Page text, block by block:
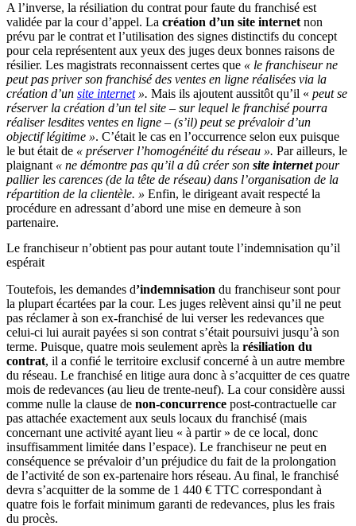
A l’inverse, la résiliation du contrat pour faute du franchisé est
validée par la cour d’appel. La création d’un site internetnon
prévu par le contrat et l’utilisation des signes distinctifs du concept
pour cela représentent aux yeux des juges deux bonnes raisons de
résilier. Les magistrats reconnaissent certes que « le franchiseur ne
peut pas priver son franchisé des ventes en ligne réalisées via la
création d’un site internet ». Mais ils ajoutent aussitôt qu’il « peut se
réserver la création d’un tel site – sur lequel le franchisé pourra
réaliser lesdites ventes en ligne – (s’il) peut se prévaloir d’un
objectif légitime ». C’était le cas en l’occurrence selon eux puisque
le but était de « préserver l’homogénéité du réseau ». Par ailleurs, le
plaignant « ne démontre pas qu’il a dû créer son site internetpour
pallier les carences (de la tête de réseau) dans l’organisation de la
répartition de la clientèle. » Enfin, le dirigeant avait respecté la
procédure en adressant d’abord une mise en demeure à son
partenaire.
Le franchiseur n’obtient pas pour autant toute l’indemnisation qu’il
espérait
Toutefois, les demandes d’indemnisation du franchiseur sont pour
la plupart écartées par la cour. Les juges relèvent ainsi qu’il ne peut
pas réclamer à son ex-franchisé de lui verser les redevances que
celui-ci lui aurait payées si son contrat s’était poursuivi jusqu’à son
terme. Puisque, quatre mois seulement après la résiliation du
contrat, il a confié le territoire exclusif concerné à un autre membre
du réseau. Le franchisé en litige aura donc à s’acquitter de ces quatre
mois de redevances (au lieu de trente-neuf). La cour considère aussi
comme nulle la clause de non-concurrence post-contractuelle car
pas attachée exactement aux seuls locaux du franchisé (mais
concernant une activité ayant lieu « à partir » de ce local, donc
insuffisamment limitée dans l’espace). Le franchiseur ne peut en
conséquence se prévaloir d’un préjudice du fait de la prolongation
de l’activité de son ex-partenaire hors réseau. Au final, le franchisé
devra s’acquitter de la somme de 1 440 € TTC correspondant à
quatre fois le forfait minimum garanti de redevances, plus les frais
du procès.